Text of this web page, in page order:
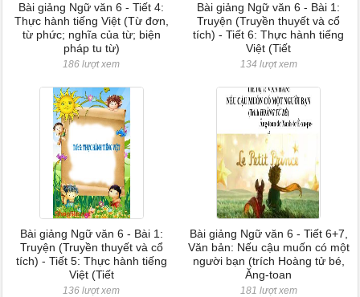
Bài giảng Ngữ văn 6 - Tiết 4:
Thực hành tiếng Việt (Từ đơn,
từ phức; nghĩa của từ; biện
pháp tu từ)
186 lượt xem
Bài giảng Ngữ văn 6 - Bài 1:
Truyện (Truyền thuyết và cổ
tích) - Tiết 6: Thực hành tiếng
Việt (Tiết
134 lượt xem
Bài giảng Ngữ văn 6 - Bài 1:
Truyện (Truyền thuyết và cổ
tích) - Tiết 5: Thực hành tiếng
Việt (Tiết
136 lượt xem
Bài giảng Ngữ văn 6 - Tiết 6+7,
Văn bản: Nếu cậu muốn có một
người bạn (trích Hoàng tử bé,
Ăng-toan
181 lượt xem